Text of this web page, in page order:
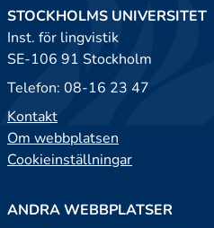
STOCKHOLMS UNIVERSITET
Inst. för lingvistik
SE-106 91 Stockholm
Telefon: 08-16 23 47
Kontakt
Om webbplatsen
Cookieinställningar
ANDRA WEBBPLATSER